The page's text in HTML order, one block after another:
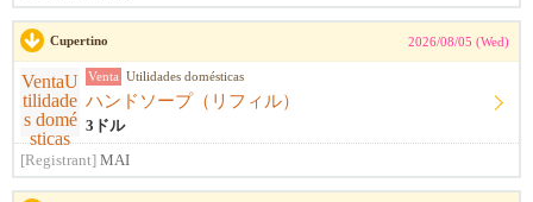
Cupertino 2026/08/05 (Wed)
Venta Utilidades domésticas
ハンドソープ（リフィル）
3ドル
[Registrant] MAI